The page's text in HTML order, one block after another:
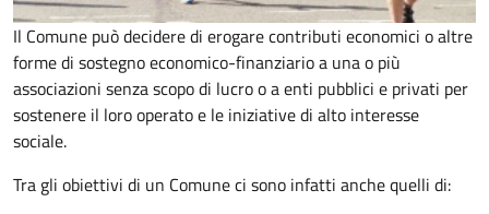
Il Comune può decidere di erogare contributi economici o altre
forme di sostegno economico-finanziario a una o più
associazioni senza scopo di lucro o a enti pubblici e privati per
sostenere il loro operato e le iniziative di alto interesse
sociale.
Tra gli obiettivi di un Comune ci sono infatti anche quelli di: